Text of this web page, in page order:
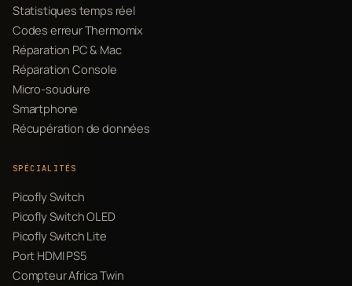
Statistiques temps réel
Codes erreur Thermomix
Réparation PC & Mac
Réparation Console
Micro-soudure
Smartphone
Récupération de données
SPÉCIALITÉS
Picofly Switch
Picofly Switch OLED
Picofly Switch Lite
Port HDMI PS5
Compteur Africa Twin